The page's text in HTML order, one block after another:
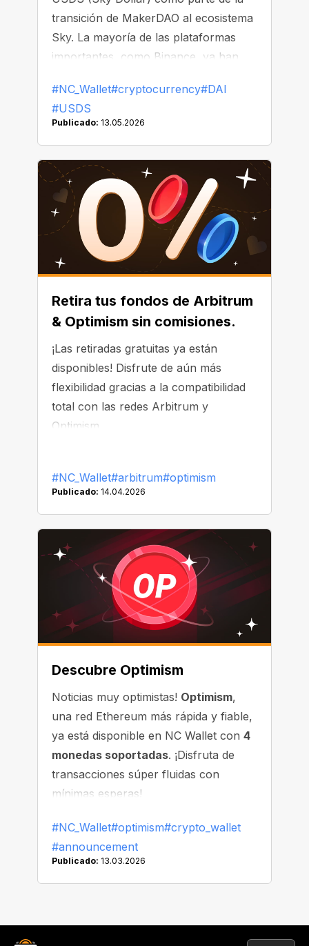
transición de MakerDAO al ecosistema
Sky. La mayoría de las plataformas
importantes, como Binance, ya han
DAI de sus listados.
#NC_Wallet#cryptocurrency#DAI
#USDS
Publicado: 13.05.2026
Retira tus fondos de Arbitrum
& Optimism sin comisiones.
¡Las retiradas gratuitas ya están
disponibles! Disfrute de aún más
flexibilidad gracias a la compatibilidad
total con las redes Arbitrum y
Optimism.
#NC_Wallet#arbitrum#optimism
Publicado: 14.04.2026
Descubre Optimism
Noticias muy optimistas! Optimism,
una red Ethereum más rápida y fiable,
ya está disponible en NC Wallet con 4
monedas soportadas. ¡Disfruta de
transacciones súper fluidas con
mínimas esperas!
#NC_Wallet#optimism#crypto_wallet
#announcement
Publicado: 13.03.2026